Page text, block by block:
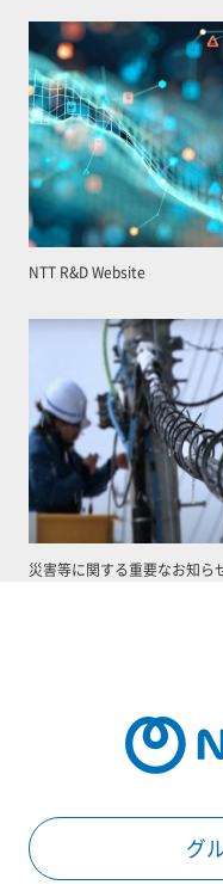
NTT R&D Website
災害等に関する重要なお知ら
グ